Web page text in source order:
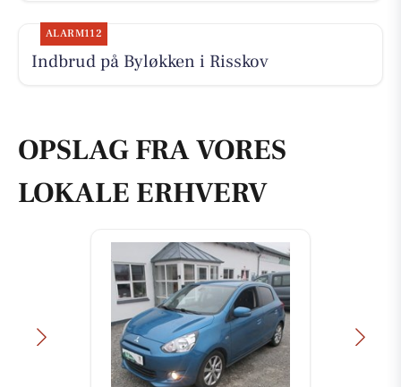
ALARM112
Indbrud på Byløkken i Risskov
OPSLAG FRA VORES
LOKALE ERHVERV